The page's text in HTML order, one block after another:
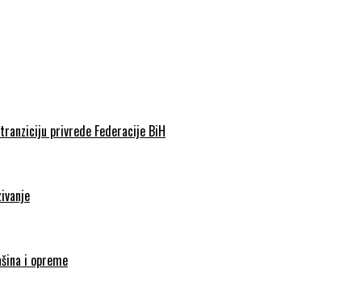
privrede Federacije BiH
i opreme